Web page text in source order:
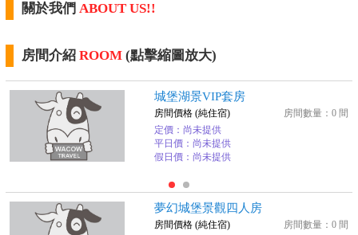
關於我們 ABOUT US!!
房間介紹 ROOM (點擊縮圖放大)
城堡湖景VIP套房
房間數量：0 間
房間價格 (純住宿)
定價：尚未提供
平日價：尚未提供
假日價：尚未提供
夢幻城堡景觀四人房
房間數量：0 間
房間價格 (純住宿)